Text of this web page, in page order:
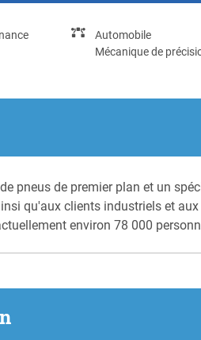
Automobile
Mécanique de
pneus de premier plan et un
qu'aux clients industriels et
environ 78 000